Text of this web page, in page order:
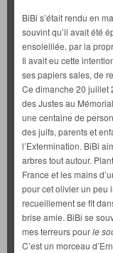
BiBi s’était rendu en
souvint qu’il avait été
ensoleillée, par la
Il avait eu cette
ses papiers sales, de
Ce dimanche 20 juillet
des Justes au
une centaine de
des juifs, parents et
l’Extermination. BiBi
arbres tout autour.
France et les mains
pour cet olivier un peu
recueillement se fit
brise amie. BiBi se
mes terreurs pourle
C’est un morceau